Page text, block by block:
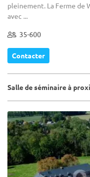
pleinement. La Ferme de
avec ...
35-600
Contacter
Salle de séminaire à